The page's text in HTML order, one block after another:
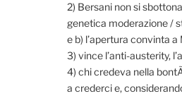
2) Bersani non si
genetica moderazione /
e b) l’apertura convinta a
3) vince l’anti-austerity,
4) chi credeva nella
a crederci e,